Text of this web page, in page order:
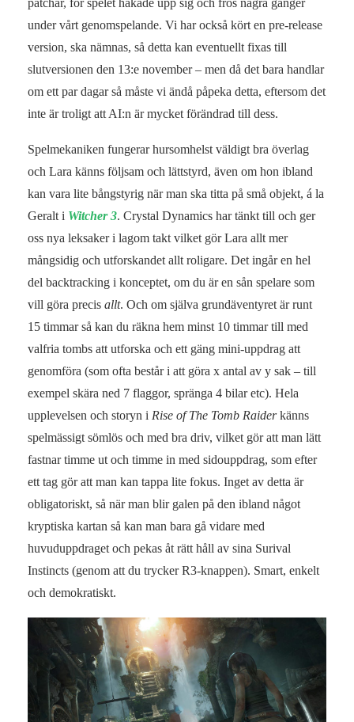
under vårt genomspelande. Vi har också kört en pre-release
version, ska nämnas, så detta kan eventuellt fixas till
slutversionen den 13:e november – men då det bara handlar
om ett par dagar så måste vi ändå påpeka detta, eftersom det
inte är troligt att AI:n är mycket förändrad till dess.
Spelmekaniken fungerar hursomhelst väldigt bra överlag
och Lara känns följsam och lättstyrd, även om hon ibland
kan vara lite bångstyrig när man ska titta på små objekt, á la
Geralt i Witcher 3. Crystal Dynamics har tänkt till och ger
oss nya leksaker i lagom takt vilket gör Lara allt mer
mångsidig och utforskandet allt roligare. Det ingår en hel
del backtracking i konceptet, om du är en sån spelare som
vill göra precis allt. Och om själva grundäventyret är runt
15 timmar så kan du räkna hem minst 10 timmar till med
valfria tombs att utforska och ett gäng mini-uppdrag att
genomföra (som ofta består i att göra x antal av y sak – till
exempel skära ned 7 flaggor, spränga 4 bilar etc). Hela
upplevelsen och storyn i Rise of The Tomb Raiderkänns
spelmässigt sömlös och med bra driv, vilket gör att man lätt
fastnar timme ut och timme in med sidouppdrag, som efter
ett tag gör att man kan tappa lite fokus. Inget av detta är
obligatoriskt, så när man blir galen på den ibland något
kryptiska kartan så kan man bara gå vidare med
huvuduppdraget och pekas åt rätt håll av sina Surival
Instincts (genom att du trycker R3-knappen). Smart, enkelt
och demokratiskt.